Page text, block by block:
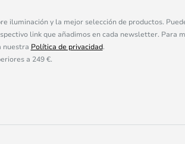
iluminación y la mejor selección de productos.
link que añadimos en cada newsletter. Para
nuestra Política de privacidad.
a 249 €.